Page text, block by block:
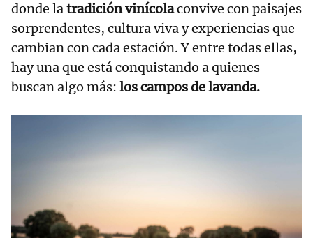
donde latradición vinícolaconvive con paisajes
sorprendentes, cultura viva y experiencias que
cambian con cada estación. Y entre todas ellas,
hay una que está conquistando a quienes
buscan algo más: los campos de lavanda.